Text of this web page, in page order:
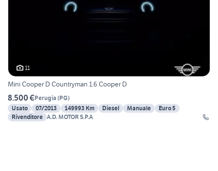
11
Mini Cooper D Countryman 1.6 Cooper D
8.500 €Perugia (PG)
Usato
07/2013 149993 Km Diesel Manuale
Euro 5
Rivenditore A.D. MOTOR S.P.A